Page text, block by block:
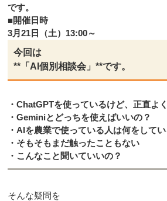
です。
■開催日時
3月21日（土）13:00～
今回は
**「AI個別相談会」**です。
・ChatGPTを使っているけど、正直よ
・Geminiとどっちを使えばいいの？
・AIを農業で使っている人は何をしてい
・そもそもまだ触ったこともない
・こんなこと聞いていいの？
そんな疑問を